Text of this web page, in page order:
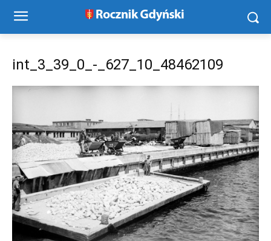
int_3_39_0_-_627_10_48462109